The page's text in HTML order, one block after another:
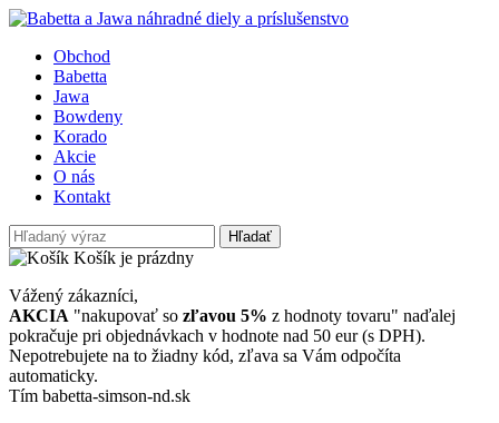
Obchod
Babetta
Jawa
Bowdeny
Korado
Akcie
O nás
Kontakt
Hľadať
Košík je prázdny
Vážený zákazníci,
AKCIA "nakupovať so zľavou 5% z hodnoty tovaru" naďalej
pokračuje pri objednávkach v hodnote nad 50 eur (s DPH).
Nepotrebujete na to žiadny kód, zľava sa Vám odpočíta
automaticky.
Tím babetta-simson-nd.sk